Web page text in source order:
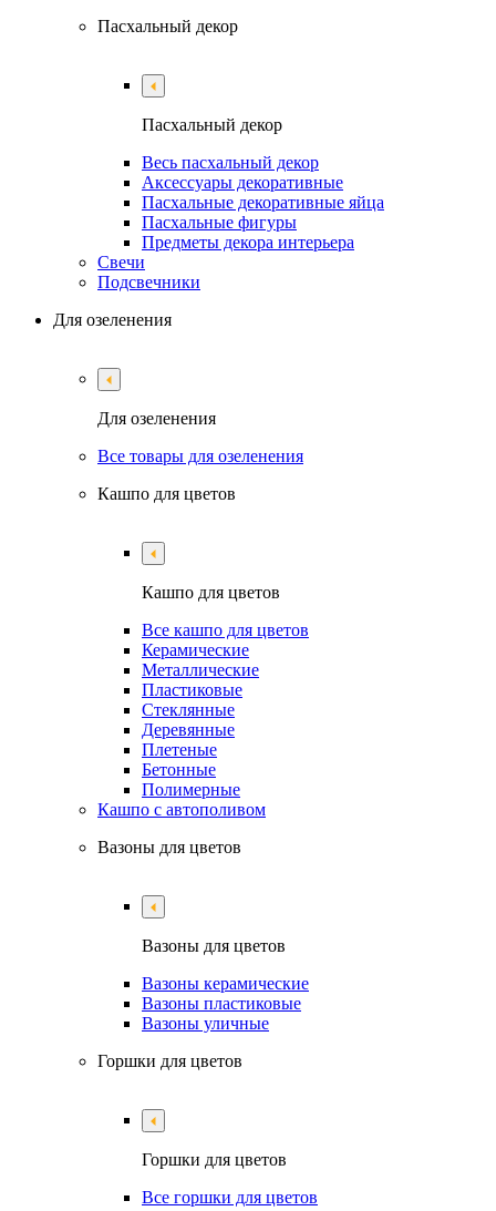
Пасхальный декор
Пасхальный декор
Весь пасхальный декор
Аксессуары декоративные
Пасхальные декоративные яйца
Пасхальные фигуры
Предметы декора интерьера
Свечи
Подсвечники
Для озеленения
Для озеленения
Все товары для озеленения
Кашпо для цветов
Кашпо для цветов
Все кашпо для цветов
Керамические
Металлические
Пластиковые
Стеклянные
Деревянные
Плетеные
Бетонные
Полимерные
Кашпо с автополивом
Вазоны для цветов
Вазоны для цветов
Вазоны керамические
Вазоны пластиковые
Вазоны уличные
Горшки для цветов
Горшки для цветов
Все горшки для цветов